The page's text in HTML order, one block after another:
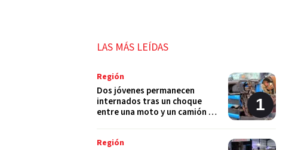
LAS MÁS LEÍDAS
Región
Dos jóvenes permanecen
internados tras un choque
entre una moto y un camión en
Región